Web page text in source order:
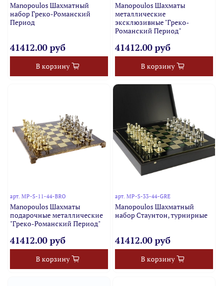
Manopoulos Шахматный
набор Греко-Романский
Период
41412.00 руб
В корзину
Manopoulos Шахматы
металлические
эксклюзивные "Греко-
Романский Период"
41412.00 руб
В корзину
арт.MP-S-11-44-BRO
Manopoulos Шахматы
подарочные металлические
"Греко-Романский Период"
41412.00 руб
В корзину
арт. MP-S-33-44-GRE
Manopoulos Шахматный
набор Стаунтон, турнирные
41412.00 руб
В корзину